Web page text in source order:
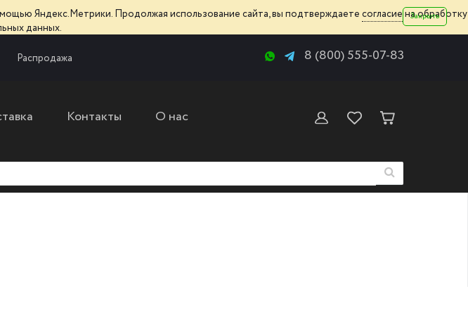
Яндекс.Метрики. Продолжая использование сайта, вы подтверждаете согласиена обработку
данных.
Закрыть
Распродажа 8 (800) 555-07-83
Контакты О нас